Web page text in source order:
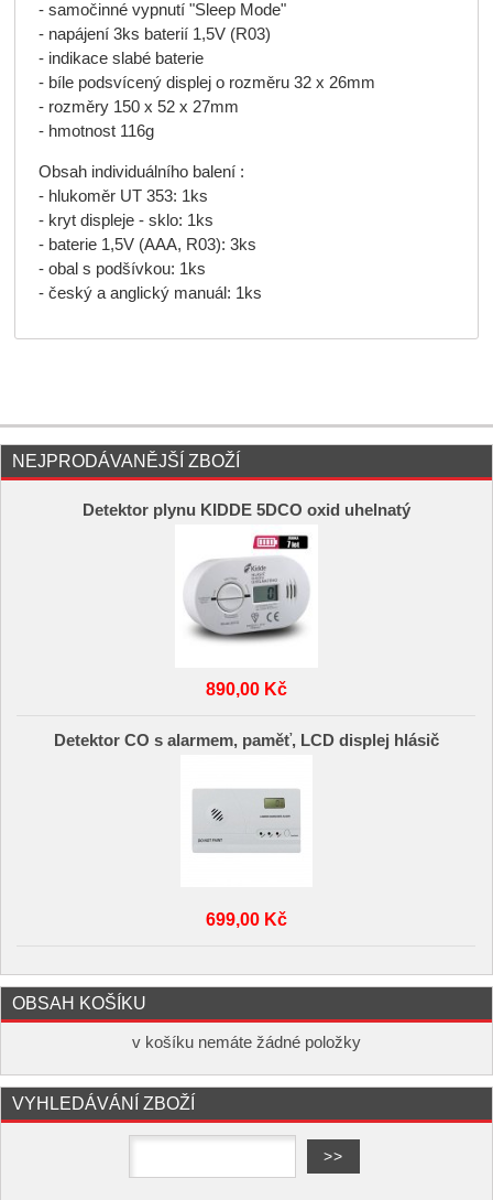
- samočinné vypnutí "Sleep Mode"
- napájení 3ks baterií 1,5V (R03)
- indikace slabé baterie
- bíle podsvícený displej o rozměru 32 x 26mm
- rozměry 150 x 52 x 27mm
- hmotnost 116g
Obsah individuálního balení :
- hlukoměr UT 353: 1ks
- kryt displeje - sklo: 1ks
- baterie 1,5V (AAA, R03): 3ks
- obal s podšívkou: 1ks
- český a anglický manuál: 1ks
NEJPRODÁVANĚJŠÍ ZBOŽÍ
Detektor plynu KIDDE 5DCO oxid uhelnatý
890,00 Kč
Detektor CO s alarmem, paměť, LCD displej hlásič
699,00 Kč
OBSAH KOŠÍKU
v košíku nemáte žádné položky
VYHLEDÁVÁNÍ ZBOŽÍ